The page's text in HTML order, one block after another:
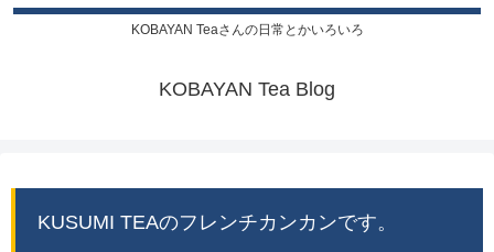
KOBAYAN Teaさんの日常とかいろいろ
KOBAYAN Tea Blog
KUSUMI TEAのフレンチカンカンです。